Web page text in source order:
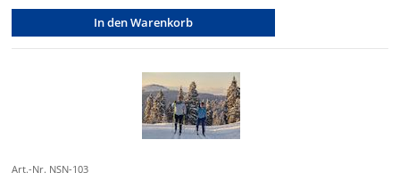
In den Warenkorb
Art.-Nr. NSN-103